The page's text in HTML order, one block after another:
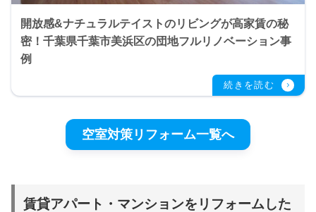
開放感&ナチュラルテイストのリビングが高家賃の秘
密！千葉県千葉市美浜区の団地フルリノベーション事
例
空室対策リフォーム一覧へ
賃貸アパート・マンションをリフォームした